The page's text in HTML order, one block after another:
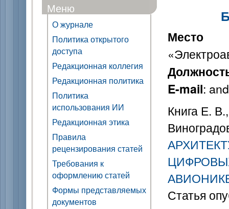
Меню
О журнале
Политика открытого
доступа
Редакционная коллегия
Редакционная политика
Политика
использования ИИ
Редакционная этика
Правила
рецензирования статей
Требования к
оформлению статей
Формы представляемых
документов
Место
E-mail:
Книга Е.
Статья